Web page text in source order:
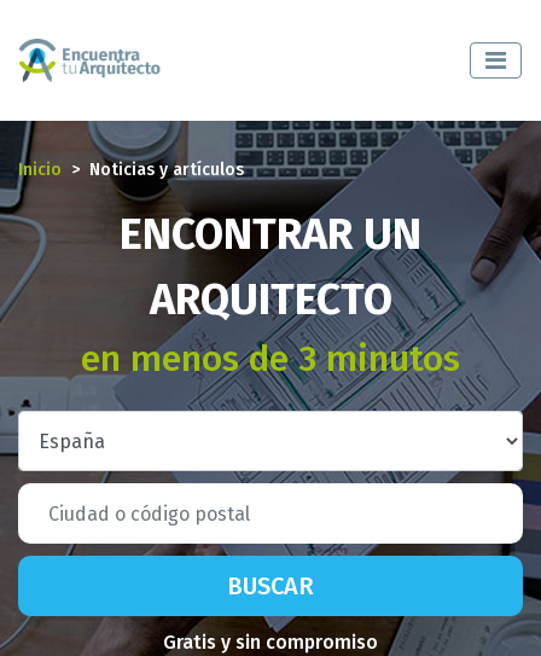
Inicio Noticias y artículos
ENCONTRAR UN
ARQUITECTO
en menos de 3 minutos
BUSCAR
Gratis y sin compromiso